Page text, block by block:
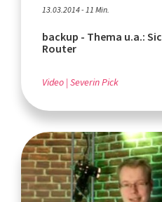
13.03.2014 - 11 Min.
backup - Thema u.a.:
Router
Video Severin Pick